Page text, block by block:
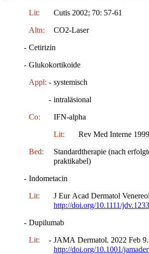
Lit: Cutis 2002; 70: 57-61
Altn: CO2-Laser
- Cetirizin
- Glukokortikoide
Appl: - systemisch
- intraläsional
Co: IFN-alpha
Lit: Rev Med Interne
Bed:
Standardtherapie (nach
praktikabel)
- Indometacin
Lit:
J Eur Acad Dermatol
http://doi.org/10.1111/
- Dupilumab
Lit: - JAMA Dermatol. 2022 Feb 9.
http://doi.org/10.1001/